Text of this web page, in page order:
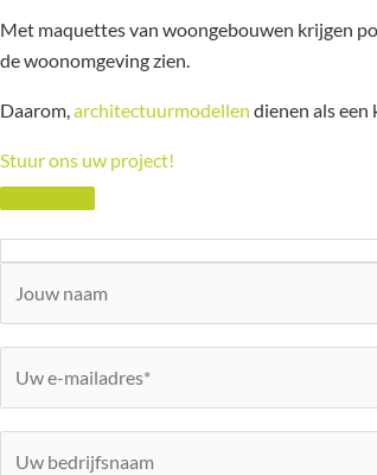
Met maquettes van woongebouwen krijgen
de woonomgeving zien.
Daarom,architectuurmodellen dienen als
Stuur ons uw project!